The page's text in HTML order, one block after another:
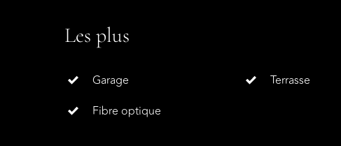
Les plus
Garage Terrasse
Fibre optique